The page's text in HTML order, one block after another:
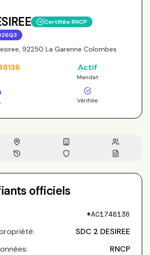
Certifiée RNCP
92250 La Garenne Colombes
Actif
Mandat
Vérifiée
officiels
#AC1748136
SDC 2 DESIREE
RNCP